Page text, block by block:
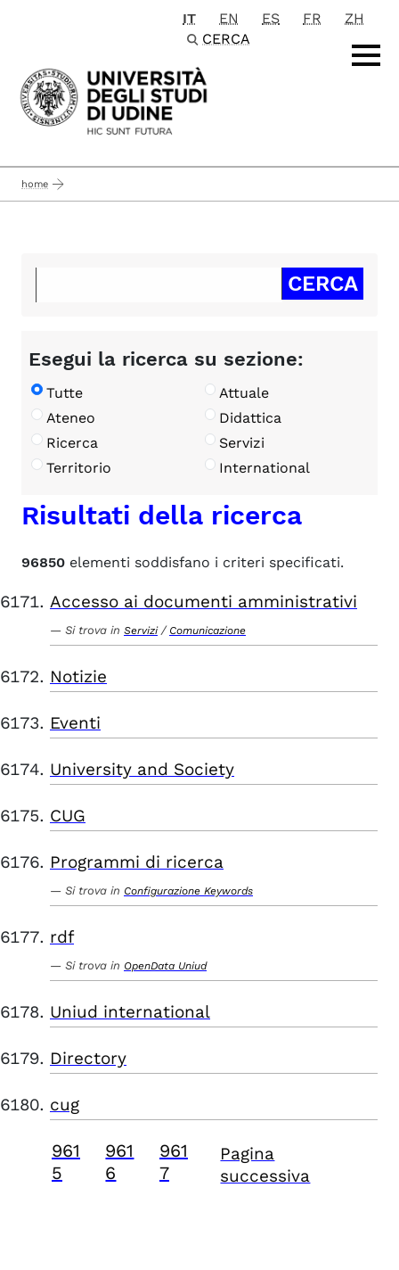
Passa al contenuto principale
IT EN ES FR
ZH
CERCA
home
Esegui la ricerca su sezione:
Tutte
Attuale
Ateneo
Didattica
Ricerca
Servizi
Territorio
International
Risultati della ricerca
96850 elementi soddisfano i criteri specificati.
Accesso ai documenti amministrativi
Si trova in Servizi / Comunicazione
Notizie
Eventi
University and Society
CUG
Programmi di ricerca
Si trova in Configurazione Keywords
rdf
Si trova in OpenData Uniud
Uniud international
Directory
cug
961
5
961
6
961
7
Pagina
successiva